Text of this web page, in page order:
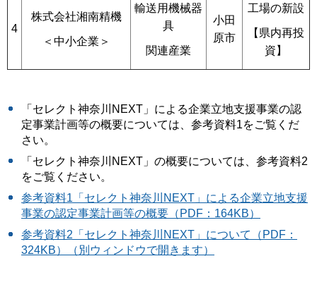
4
株式会社湘南精機
＜中小企業＞
輸送用機械器
具
関連産業
小田
原市
工場の新設
【県内再投
資】
「セレクト神奈川NEXT」による企業立地支援事業の認
定事業計画等の概要については、参考資料1をご覧くだ
さい。
「セレクト神奈川NEXT」の概要については、参考資料2
をご覧ください。
参考資料1「セレクト神奈川NEXT」による企業立地支援
事業の認定事業計画等の概要（PDF：164KB）
参考資料2「セレクト神奈川NEXT」について（PDF：
324KB）（別ウィンドウで開きます）